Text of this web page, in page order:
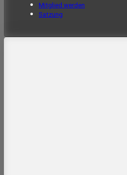
Mitglied werden
Satzung